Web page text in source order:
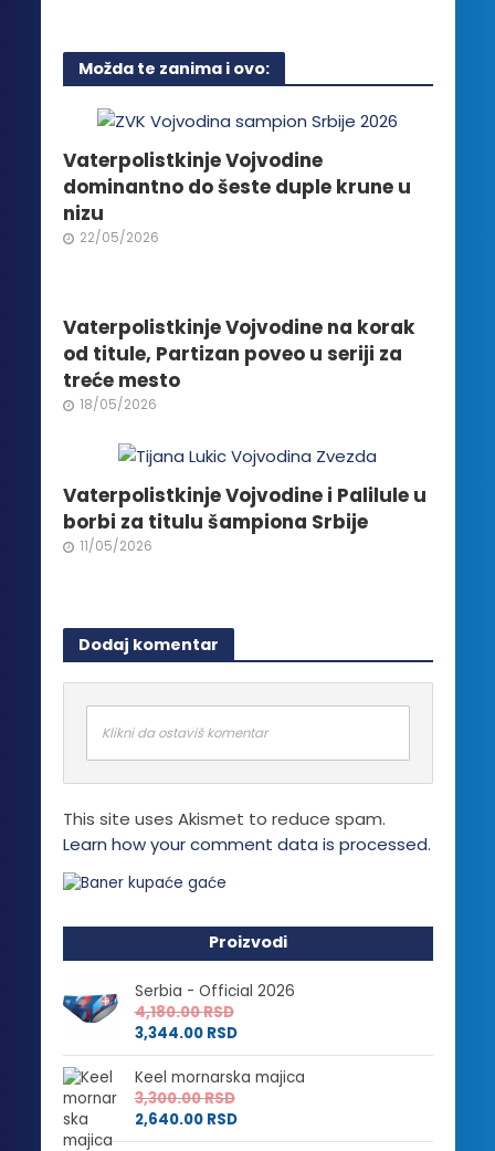
više
varijanti.
mogu
biti
izabrane
stranici
Možda te zanima i ovo:
Vaterpolistkinje Vojvodine
dominantno do šeste duple krune u
nizu
22/05/2026
Vaterpolistkinje Vojvodine na korak
od titule, Partizan poveo u seriji za
treće mesto
18/05/2026
Vaterpolistkinje Vojvodine i Palilule u
borbi za titulu šampiona Srbije
11/05/2026
Dodaj komentar
Klikni da ostaviš komentar
This site uses Akismet to reduce spam.
Learn how your comment data is processed.
Proizvodi
Serbia - Official 2026
4,180.00RSD
3,344.00 RSD
Keel mornarska majica
3,300.00RSD
2,640.00 RSD